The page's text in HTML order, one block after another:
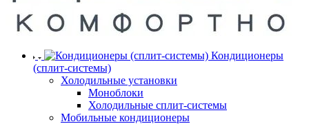
Кондиционеры
(сплит-системы)
Холодильные установки
Моноблоки
Холодильные сплит-системы
Мобильные кондиционеры